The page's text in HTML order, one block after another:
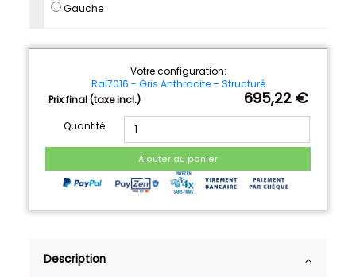
Gauche
Votre configuration:
Ral7016 - Gris Anthracite – Structuré
Prix final (taxe incl.)
695,22 €
Quantité:
Ajouter au panier
Description